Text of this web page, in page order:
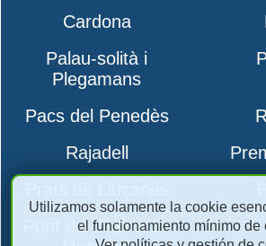
Cardona
Palau-solità i
Plegamans
Pacs del Penedès
Rajadell
Pont de Vilomara i
Utilizamos solamente la cookie
el funcionamiento mínimo de